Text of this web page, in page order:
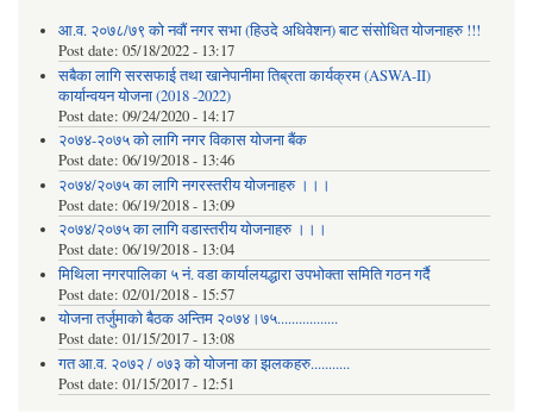
आ.व. २०७८/७९ को नवौं नगर सभा (हिउदे अधिवेशन) बाट संसोधित योजनाहरु !!!
Post date: 05/18/2022 - 13:17
सबैका लागि सरसफाई तथा खानेपानीमा तिब्रता कार्यक्रम (ASWA-II)
कार्यान्वयन योजना (2018 -2022)
Post date: 09/24/2020 - 14:17
२०७४-२०७५ को लागि नगर विकास योजना बैंक
Post date: 06/19/2018 - 13:46
२०७४/२०७५ का लागि नगरस्तरीय योजनाहरु ।।।
Post date: 06/19/2018 - 13:09
२०७४/२०७५ का लागि वडास्तरीय योजनाहरु ।।।
Post date: 06/19/2018 - 13:04
मिथिला नगरपालिका ५ नं. वडा कार्यालयद्धारा उपभोक्ता समिति गठन गर्दै
Post date: 02/01/2018 - 15:57
याेजना तर्जुमाकाे बैठक अन्तिम २०७४।७५.................
Post date: 01/15/2017 - 13:08
गत आ.व. २०७२ / ०७३ को योजना का झलकहरु...........
Post date: 01/15/2017 - 12:51